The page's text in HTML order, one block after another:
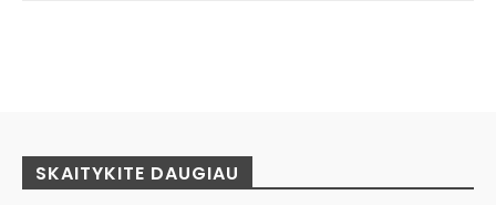
SKAITYKITE DAUGIAU